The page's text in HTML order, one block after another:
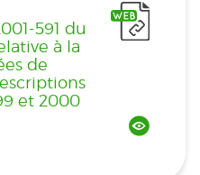
591 du
à la
de
et 2000